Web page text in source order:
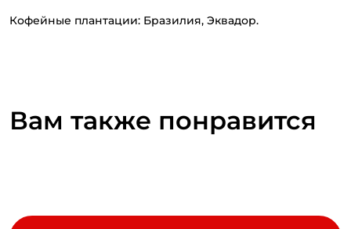
Кофейные плантации: Бразилия, Эквадор.
Вам также понравится